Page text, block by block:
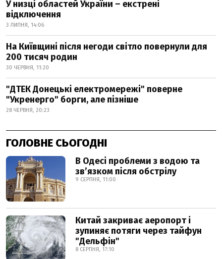
У низці областей України – екстрені
відключення
3 ЛИПНЯ, 14:06
На Київщині після негоди світло повернули для
200 тисяч родин
30 ЧЕРВНЯ, 11:20
"ДТЕК Донецькі електромережі" поверне
"Укренерго" борги, але пізніше
28 ЧЕРВНЯ, 20:23
ГОЛОВНЕ СЬОГОДНІ
В Одесі проблеми з водою та
звʼязком після обстрілу
9 СЕРПНЯ, 11:00
Китай закриває аеропорт і
зупиняє потяги через тайфун
"Дельфін"
8 СЕРПНЯ, 17:10